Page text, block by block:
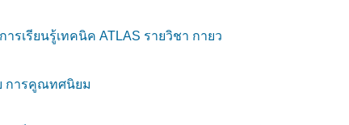
เรียนรู้เทคนิค ATLAS รายวิชา กายว
การคูณทศนิยม